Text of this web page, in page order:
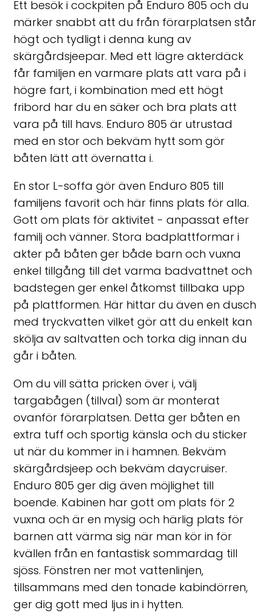
Ett besök i cockpiten på Enduro 805 och du
märker snabbt att du från förarplatsen står
högt och tydligt i denna kung av
skärgårdsjeepar. Med ett lägre akterdäck
får familjen en varmare plats att vara på i
högre fart, i kombination med ett högt
fribord har du en säker och bra plats att
vara på till havs. Enduro 805 är utrustad
med en stor och bekväm hytt som gör
båten lätt att övernatta i.
En stor L-soffa gör även Enduro 805 till
familjens favorit och här finns plats för alla.
Gott om plats för aktivitet - anpassat efter
familj och vänner. Stora badplattformar i
akter på båten ger både barn och vuxna
enkel tillgång till det varma badvattnet och
badstegen ger enkel åtkomst tillbaka upp
på plattformen. Här hittar du även en dusch
med tryckvatten vilket gör att du enkelt kan
skölja av saltvatten och torka dig innan du
går i båten.
Om du vill sätta pricken över i, välj
targabågen (tillval) som är monterat
ovanför förarplatsen. Detta ger båten en
extra tuff och sportig känsla och du sticker
ut när du kommer in i hamnen. Bekväm
skärgårdsjeep och bekväm daycruiser.
Enduro 805 ger dig även möjlighet till
boende. Kabinen har gott om plats för 2
vuxna och är en mysig och härlig plats för
barnen att värma sig när man kör in för
kvällen från en fantastisk sommardag till
sjöss. Fönstren ner mot vattenlinjen,
tillsammans med den tonade kabindörren,
ger dig gott med ljus in i hytten.